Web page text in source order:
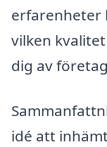
erfarenheter
vilken
dig av
idé att